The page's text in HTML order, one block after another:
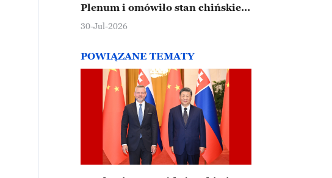
Plenum i omówiło stan chińskiej
gospodarki
30-Jul-2026
POWIĄZANE TEMATY